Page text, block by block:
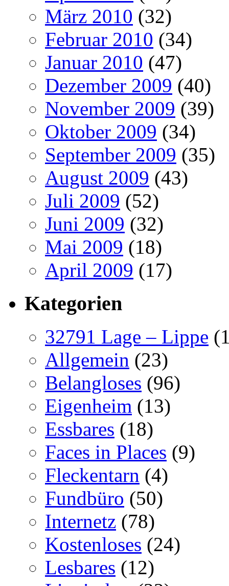
März 2010 (32)
Februar 2010 (34)
Januar 2010 (47)
Dezember 2009 (40)
November 2009 (39)
Oktober 2009 (34)
September 2009 (35)
August 2009 (43)
Juli 2009 (52)
Juni 2009 (32)
Mai 2009 (18)
April 2009 (17)
Kategorien
32791 Lage – Lippe
Allgemein (23)
Belangloses (96)
Eigenheim (13)
Essbares (18)
Faces in Places (9)
Fleckentarn (4)
Fundbüro (50)
Internetz (78)
Kostenloses (24)
Lesbares (12)